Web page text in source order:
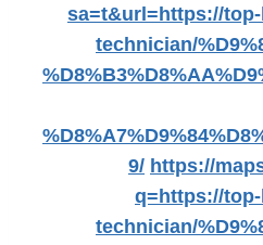
sa=t&url=https://
technician/
9/ https://
q=https://
technician/